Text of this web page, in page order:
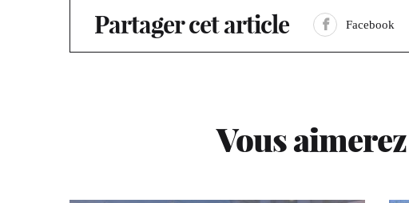
Partager cet article Facebook
Vous